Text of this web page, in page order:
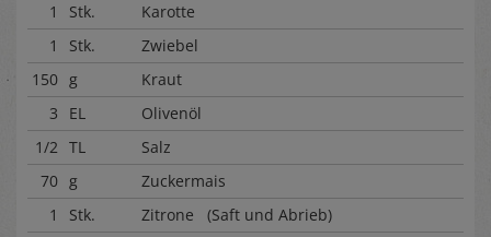
1
Stk.
Karotte
1
Stk.
Zwiebel
150 g
Kraut
3
EL
Olivenöl
1/2 TL
Salz
70 g
Zuckermais
1
Stk.
Zitrone (Saft und Abrieb)